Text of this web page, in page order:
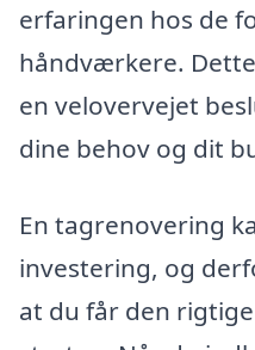
erfaringen hos de
håndværkere.
en velovervejet
dine behov og dit
En tagrenovering
investering, og
at du får den